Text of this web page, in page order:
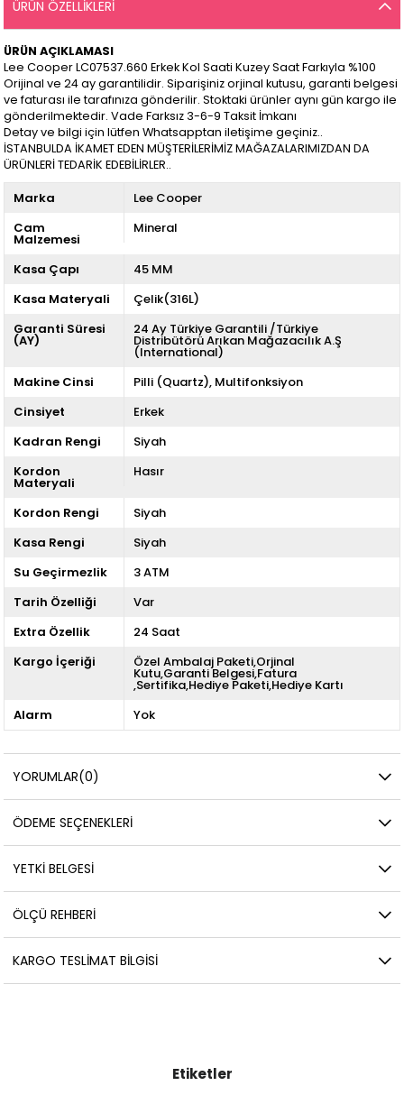
ÜRÜN ÖZELLIKLERI
ÜRÜN AÇIKLAMASI
Lee Cooper LC07537.660 Erkek Kol Saati Kuzey Saat Farkıyla %100
Orijinal ve 24 ay garantilidir. Siparişiniz orjinal kutusu, garanti belgesi
ve faturası ile tarafınıza gönderilir. Stoktaki ürünler aynı gün kargo ile
gönderilmektedir. Vade Farksız 3-6-9 Taksit İmkanı
Detay ve bilgi için lütfen Whatsapptan iletişime geçiniz..
İSTANBULDA İKAMET EDEN MÜŞTERİLERİMİZ MAĞAZALARIMIZDAN DA
ÜRÜNLERİ TEDARİK EDEBİLİRLER..
Marka
Lee Cooper
Cam
Malzemesi
Mineral
Kasa Çapı
45 MM
Kasa Materyali
Çelik(316L)
Garanti Süresi
(AY)
24 Ay Türkiye Garantili /Türkiye
Distribütörü Arıkan Mağazacılık A.Ş
(International)
Makine Cinsi
Pilli (Quartz) Multifonksiyon
Cinsiyet
Erkek
Kadran Rengi
Siyah
Kordon
Materyali
Hasır
Kordon Rengi
Siyah
Kasa Rengi
Siyah
Su Geçirmezlik
3 ATM
Tarih Özelliği
Var
Extra Özellik
24 Saat
Kargo İçeriği
Özel Ambalaj Paketi,Orjinal
Kutu,Garanti Belgesi,Fatura
,Sertifika,Hediye Paketi,Hediye Kartı
Alarm
Yok
YORUMLAR(0)
ÖDEME SEÇENEKLERI
YETKİ BELGESİ
ÖLÇÜ REHBERI
KARGO TESLIMAT BILGISI
Etiketler